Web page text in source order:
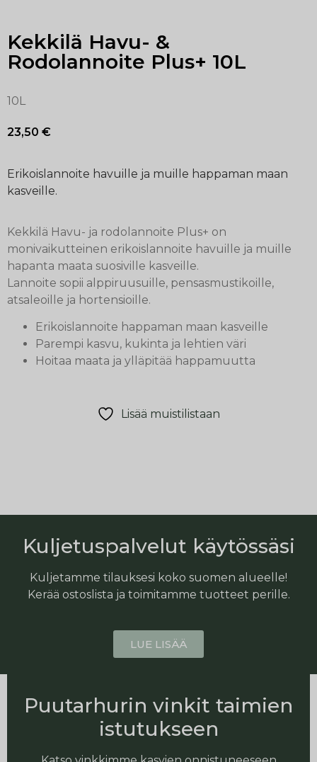
Kekkilä Havu- &
Rodolannoite Plus+ 10L
10L
23,50 €
Erikoislannoite havuille ja muille happaman maan
kasveille.
Kekkilä Havu- ja rodolannoite Plus+ on
monivaikutteinen erikoislannoite havuille ja muille
hapanta maata suosiville kasveille.
Lannoite sopii alppiruusuille, pensasmustikoille,
atsaleoille ja hortensioille.
Erikoislannoite happaman maan kasveille
Parempi kasvu, kukinta ja lehtien väri
Hoitaa maata ja ylläpitää happamuutta
Lisää muistilistaan
Kuljetuspalvelut käytössäsi
Kuljetamme tilauksesi koko suomen alueelle!
Kerää ostoslista ja toimitamme tuotteet perille.
LUE LISÄÄ
Puutarhurin vinkit taimien
istutukseen